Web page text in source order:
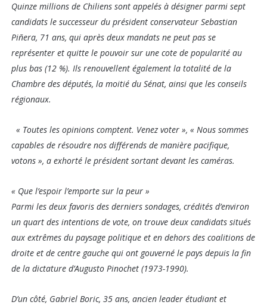
Quinze millions de Chiliens sont appelés à désigner parmi sept
candidats le successeur du président conservateur Sebastian
Piñera, 71 ans, qui après deux mandats ne peut pas se
représenter et quitte le pouvoir sur une cote de popularité au
plus bas (12 %). Ils renouvellent également la totalité de la
Chambre des députés, la moitié du Sénat, ainsi que les conseils
régionaux.
« Toutes les opinions comptent. Venez voter », « Nous sommes
capables de résoudre nos différends de manière pacifique,
votons », a exhorté le président sortant devant les caméras.
« Que l’espoir l’emporte sur la peur »
Parmi les deux favoris des derniers sondages, crédités d’environ
un quart des intentions de vote, on trouve deux candidats situés
aux extrêmes du paysage politique et en dehors des coalitions de
droite et de centre gauche qui ont gouverné le pays depuis la fin
de la dictature d’Augusto Pinochet (1973-1990).
D’un côté, Gabriel Boric, 35 ans, ancien leader étudiant et